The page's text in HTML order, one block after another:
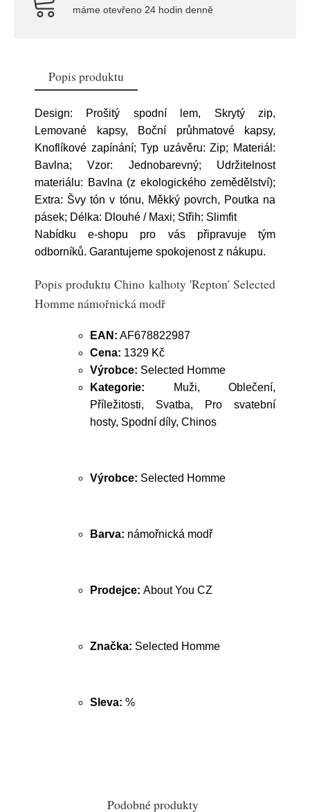
máme otevřeno 24 hodin denně
Popis produktu
Design: Prošitý spodní lem, Skrytý zip,
Lemované kapsy, Boční průhmatové kapsy,
Knoflíkové zapínání; Typ uzávěru: Zip; Materiál:
Bavlna; Vzor: Jednobarevný; Udržitelnost
materiálu: Bavlna (z ekologického zemědělství);
Extra: Švy tón v tónu, Měkký povrch, Poutka na
pásek; Délka: Dlouhé / Maxi; Střih: Slimfit
Nabídku e-shopu pro vás připravuje tým
odborníků. Garantujeme spokojenost z nákupu.
Popis produktu Chino kalhoty 'Repton' Selected
Homme námořnická modř
EAN: AF678822987
Cena: 1329 Kč
Výrobce: Selected Homme
Kategorie: Muži, Oblečení,
Příležitosti, Svatba, Pro svatební
hosty, Spodní díly, Chinos
Výrobce: Selected Homme
Barva: námořnická modř
Prodejce: About You CZ
Značka: Selected Homme
Sleva: %
Podobné produkty